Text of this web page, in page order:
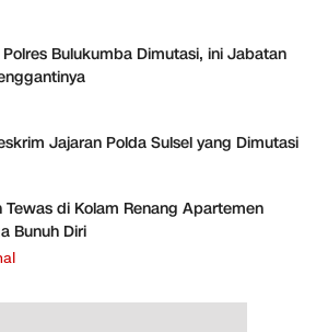
Bulukumba Dimutasi, ini Jabatan
Jajaran Polda Sulsel yang Dimutasi
Tewas di Kolam Renang Apartemen
Bunuh Diri